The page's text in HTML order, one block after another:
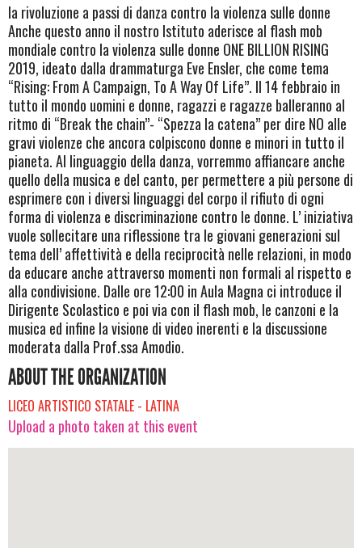
la rivoluzione a passi di danza contro la violenza sulle donne
Anche questo anno il nostro Istituto aderisce al flash mob
mondiale contro la violenza sulle donne ONE BILLION RISING
2019, ideato dalla drammaturga Eve Ensler, che come tema
“Rising: From A Campaign, To A Way Of Life”. Il 14 febbraio in
tutto il mondo uomini e donne, ragazzi e ragazze balleranno al
ritmo di “Break the chain”- “Spezza la catena” per dire NO alle
gravi violenze che ancora colpiscono donne e minori in tutto il
pianeta. Al linguaggio della danza, vorremmo affiancare anche
quello della musica e del canto, per permettere a più persone di
esprimere con i diversi linguaggi del corpo il rifiuto di ogni
forma di violenza e discriminazione contro le donne. L’ iniziativa
vuole sollecitare una riflessione tra le giovani generazioni sul
tema dell’ affettività e della reciprocità nelle relazioni, in modo
da educare anche attraverso momenti non formali al rispetto e
alla condivisione. Dalle ore 12:00 in Aula Magna ci introduce il
Dirigente Scolastico e poi via con il flash mob, le canzoni e la
musica ed infine la visione di video inerenti e la discussione
moderata dalla Prof.ssa Amodio.
ABOUT THE ORGANIZATION
LICEO ARTISTICO STATALE - LATINA
Upload a photo taken at this event